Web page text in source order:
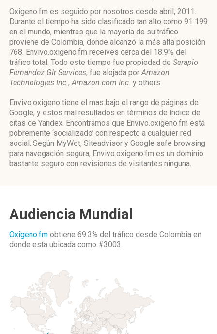
Oxigeno.fm es seguido por nosotros desde abril, 2011.
Durante el tiempo ha sido clasificado tan alto como 91 199
en el mundo, mientras que la mayoría de su tráfico
proviene de Colombia, donde alcanzó la más alta posición
768. Envivo.oxigeno.fm receives cerca del 18.9% del
tráfico total. Todo este tiempo fue propiedad de Serapio
Fernandez Glr Services, fue alojada porAmazon
Technologies Inc.,Amazon.com Inc. y others.
Envivo.oxigeno tiene el mas bajo el rango de páginas de
Google, y estos mal resultados en términos de índice de
citas de Yandex. Encontramos que Envivo.oxigeno.fm está
pobremente ‘socializado’ con respecto a cualquier red
social. Según MyWot, Siteadvisor y Google safe browsing
para navegación segura, Envivo.oxigeno.fm es un dominio
bastante seguro con revisiones de visitantes ninguna.
Audiencia Mundial
Oxigeno.fm obtiene 69.3% del tráfico desde Colombia en
donde está ubicada como #3003.